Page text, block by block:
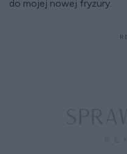
do mojej nowej fryzury.